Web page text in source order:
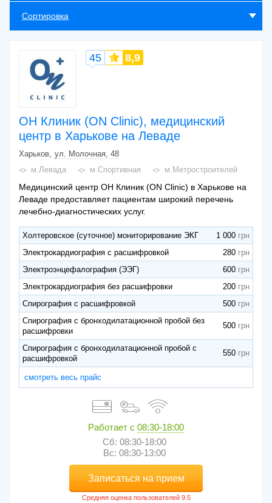
Сортировка
ОН Клиник (ON Clinic), медицинский
центр в Харькове на Леваде
45 8,9
Харьков ул. Молочная, 48
м.Левада
м.Спортивная м.Метростроителей
Медицинский центр ОН Клиник (ON Clinic) в Харькове на
Леваде предоставляет пациентам широкий перечень
лечебно-диагностических услуг.
Холтеровское (суточное) мониторирование ЭКГ
1 000
Электрокардиография с расшифровкой
280
Электроэнцефалография (ЭЭГ)
600
Электрокардиография без расшифровки
200
Спирография с расшифровкой
500
Спирография с бронходилатационной пробой без
расшифровки
500
Спирография с бронходилатационной пробой с
расшифровкой
550
смотреть весь прайс
Работает с 08:30-18:00
Сб: 08:30-18:00
Вс: 08:30-13:00
Записаться на прием